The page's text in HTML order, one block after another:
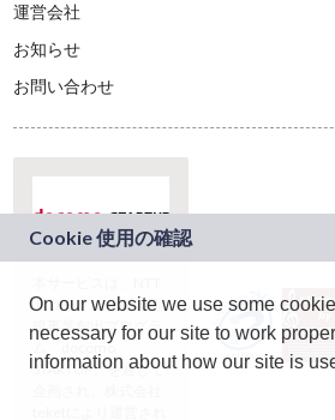
運営会社
お知らせ
お問い合わせ
ドコモグループの新
規事業創出プログラ
ム「docomo
STARTUP」を通じて
On our website we use some
necessary for our site to work
information about how our site is